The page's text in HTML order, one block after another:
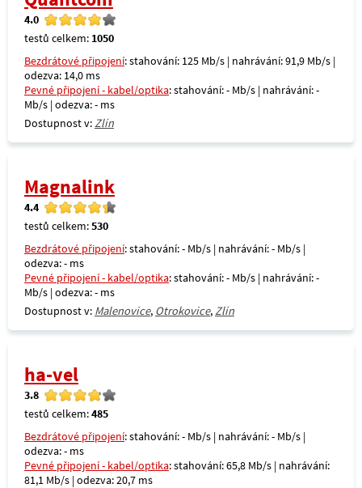
4.0
testů celkem: 1050
Bezdrátové připojení: stahování: 125 Mb/s | nahrávání: 91,9 Mb/s |
odezva: 14,0 ms
Pevné připojení - kabel/optika: stahování: - Mb/s | nahrávání: -
Mb/s | odezva: - ms
Dostupnost v:Zlín
Magnalink
4.4
testů celkem:530
Bezdrátové připojení: stahování: - Mb/s | nahrávání: - Mb/s |
odezva: - ms
Pevné připojení - kabel/optika: stahování: - Mb/s | nahrávání: -
Mb/s | odezva: - ms
Dostupnost v: Malenovice, Otrokovice,Zlín
ha-vel
3.8
testů celkem:485
Bezdrátové připojení: stahování: - Mb/s | nahrávání: - Mb/s |
odezva: - ms
Pevné připojení - kabel/optika: stahování: 65,8 Mb/s | nahrávání:
81,1 Mb/s | odezva: 20,7 ms